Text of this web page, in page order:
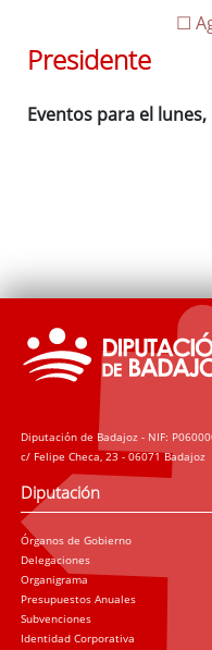
☐
Presidente
Eventos para el
Diputación de Badajoz - NIF:
c/ Felipe Checa, 23 - 06071 Badajoz
Diputación
Órganos de Gobierno
Delegaciones
Organigrama
Presupuestos Anuales
Subvenciones
Identidad Corporativa